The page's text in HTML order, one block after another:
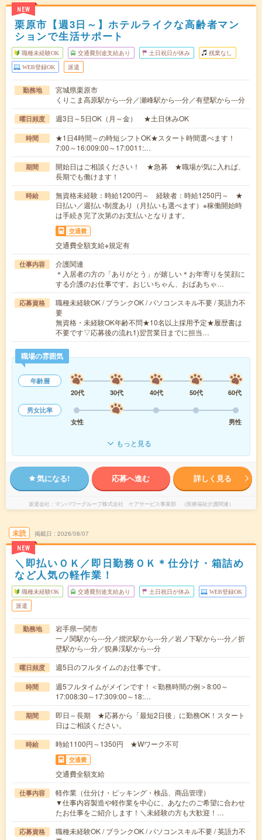
NEW
栗原市【週3日～】ホテルライクな高齢者マン
ションで生活サポート
職種未経験OK 交通費別途支給あり 土日祝日が休み 残業なし
WEB登録OK 派遣
勤務地
宮城県栗原市
くりこま高原駅から---分／瀬峰駅から---分／有壁駅から---分
曜日頻度 週3日～5日OK（月～金） ★土日休みOK
時間
★1日4時間～の時短シフトOK★スタート時間選べます！
7:00～16:009:00～17:0011:…
期間
開始日はご相談ください！ ★急募 ★職場が気に入れば、
長期でも働けます！
時給
無資格未経験：時給1200円～ 経験者：時給1250円～ ★
日払い／週払い制度あり（月払いも選べます）※稼働開始時
は手続き完了次第のお支払いとなります。
交通費
交通費全額支給※規定有
仕事内容
介護関連
＊入居者の方の「ありがとう」が嬉しい＊お年寄りを笑顔に
する介護のお仕事です。おじいちゃん、おばあちゃ…
応募資格
職種未経験OK / ブランクOK / パソコンスキル不要 / 英語力不
要
無資格・未経験OK年齢不問★10名以上採用予定★履歴書は
不要です▽応募後の流れ1)翌営業日までに担当…
職場の雰囲気
年齢層
20代
30代 40代 50代
60代
男女比率
女性
男性
もっと見る
気になる! 応募へ進む 詳しく見る
派遣会社 マンパワーグループ株式会社 ケアサービス事業部 （医療福祉介護関連）
未読
NEW
掲載日 2026/08/07
＼即払いＯＫ／即日勤務ＯＫ＊仕分け・箱詰め
など人気の軽作業！
職種未経験OK 交通費別途支給あり 土日祝日が休み WEB登録OK
派遣
勤務地
岩手県一関市
一ノ関駅から---分／摺沢駅から---分／岩ノ下駅から---分／折
壁駅から---分／猊鼻渓駅から---分
曜日頻度 週5日のフルタイムのお仕事です。
時間
週5フルタイムがメインです！＜勤務時間の例＞8:00～
17:008:30～17:309:00～18:…
期間
即日～長期 ★応募から「最短2日後」に勤務OK！スタート
日はご相談ください。
時給 時給1100円～1350円 ★Wワーク不可
交通費
交通費全額支給
仕事内容
軽作業（仕分け・ピッキング・検品、商品管理）
▼仕事内容製造や軽作業を中心に、あなたのご希望に合わせ
たお仕事をご紹介します！＼未経験の方も大歓迎！…
応募資格
職種未経験OK / ブランクOK / パソコンスキル不要 / 英語力不